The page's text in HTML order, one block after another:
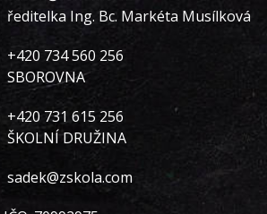
ředitelka Ing. Bc. Markéta Musílková
+420 734 560 256
SBOROVNA
+420 731 615 256
ŠKOLNÍ DRUŽINA
sadek@zskola.com